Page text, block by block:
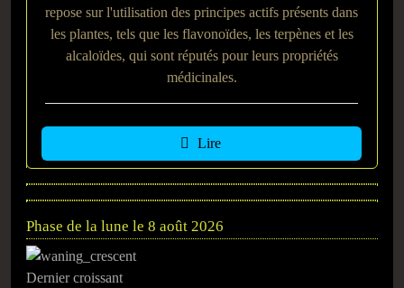
repose sur l'utilisation des principes actifs présents dans
les plantes, tels que les flavonoïdes, les terpènes et les
alcaloïdes, qui sont réputés pour leurs propriétés
médicinales.
Lire
Phase de la lune le 8 août 2026
Dernier croissant